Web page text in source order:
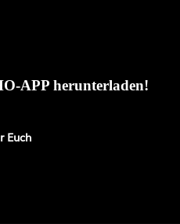
APP herunterladen!
Euch